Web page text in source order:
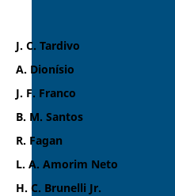
J. C. Tardivo
A. Dionísio
J. F. Franco
B. M. Santos
R. Fagan
L. A. Amorim Neto
H. C. Brunelli Jr.